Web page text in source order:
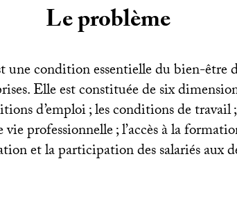
Le problème
une condition essentielle du bien-être
Elle est constituée de six
d’emploi; les conditions de travail
professionnelle; l’accès à la
et la participation des salariés aux